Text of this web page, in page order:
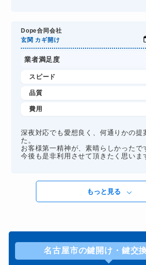
Dope合同会社
玄関 カギ開け
業者満足度
スピード
品質
費用
深夜対応でも愛想良く、何通りかの提
た。
お客様第一精神が、素晴らしかったで
今後も是非利用させて頂きたく思いま
もっと見る
名古屋市の鍵開け・鍵交